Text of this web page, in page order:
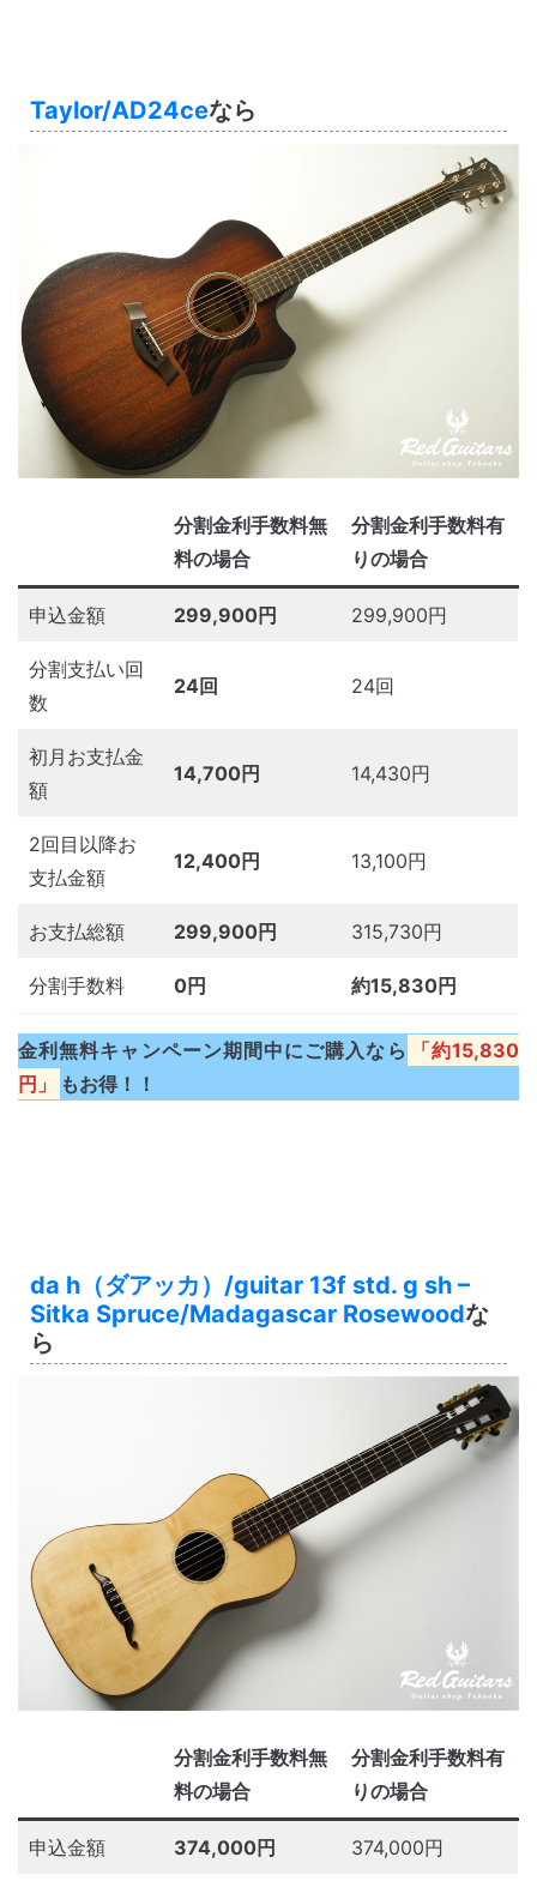
Taylor/AD24ceなら
分割金利手数料無
料の場合
分割金利手数料有
りの場合
申込金額 299,900円 299,900円
分割支払い回
数
24回 24回
初月お支払金
額
14,700円 14,430円
2回目以降お
支払金額
12,400円 13,100円
お支払総額 299,900円 315,730円
分割手数料 0円 約15,830円
金利無料キャンペーン期間中にご購入なら
「約15,830
円」
もお得！！
da h（ダアッカ）/guitar 13f std. g sh –
Sitka Spruce/Madagascar Rosewoodな
ら
分割金利手数料無
料の場合
分割金利手数料有
りの場合
申込金額 374,000円 374,000円